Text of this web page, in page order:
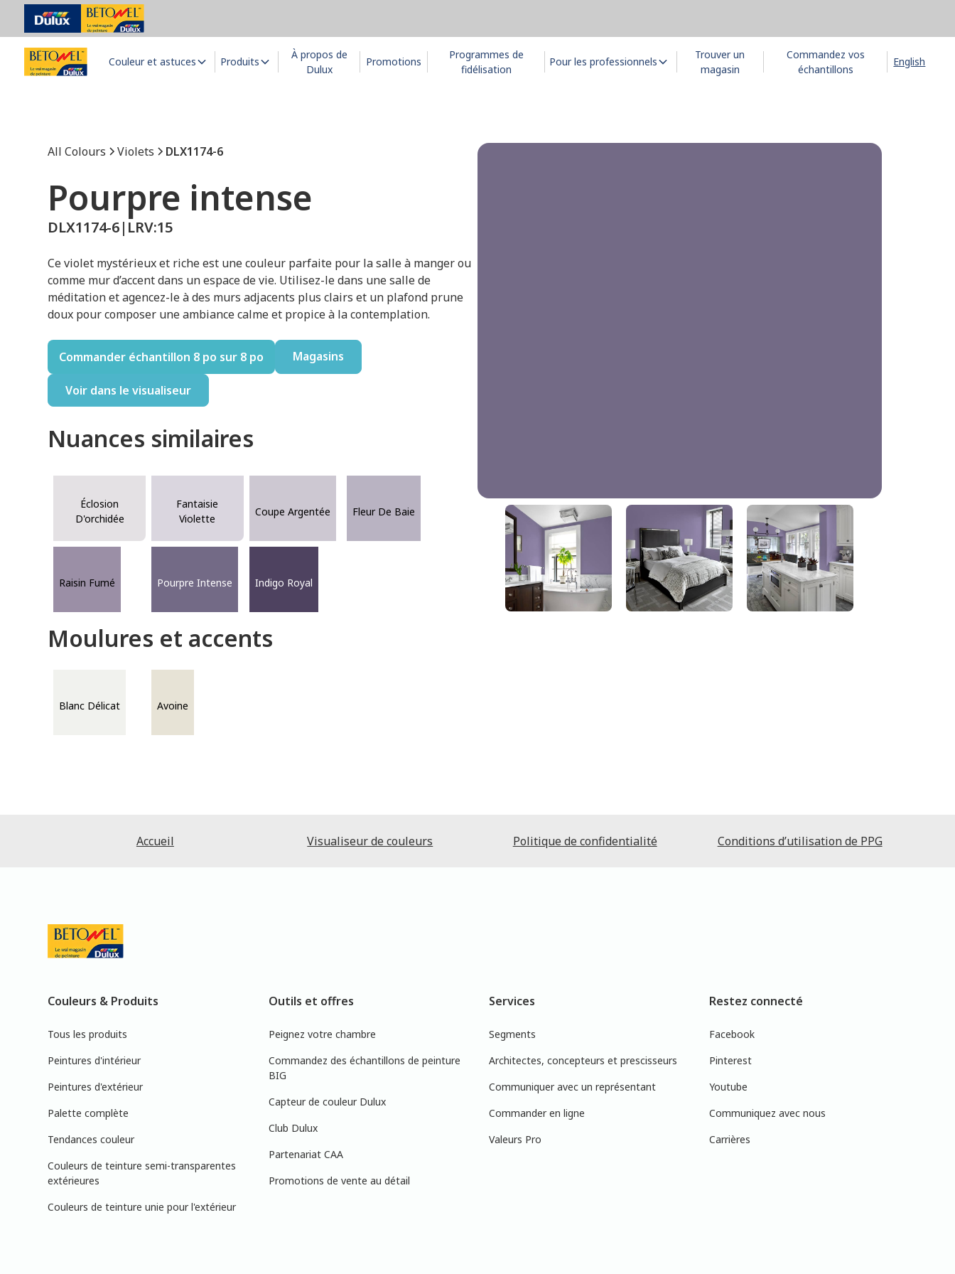
Couleur et astuces Produits
À propos de
Dulux
Promotions
Programmes de
fidélisation
Pour les professionnels
Trouver un
magasin
Commandez vos
échantillons
English
All Colours Violets DLX1174-6
Pourpre intense
DLX1174-6| LRV:15
Ce violet mystérieux et riche est une couleur parfaite pour la salle à manger ou
comme mur d’accent dans un espace de vie. Utilisez-le dans une salle de
méditation et agencez-le à des murs adjacents plus clairs et un plafond prune
doux pour composer une ambiance calme et propice à la contemplation.
Commander échantillon 8 po sur 8 po Magasins
Voir dans le visualiseur
Nuances similaires
Éclosion
D'orchidée
Fantaisie
Violette
Coupe Argentée Fleur De Baie
Raisin Fumé Pourpre Intense Indigo Royal
Moulures et accents
Blanc Délicat Avoine
Pourpre Intense
DLX1174-6
Accueil Visualiseur de couleurs Politique de confidentialité Conditions d’utilisation de PPG
Couleurs & Produits
Tous les produits
Peintures d'intérieur
Peintures d'extérieur
Palette complète
Tendances couleur
Couleurs de teinture semi-transparentes
extérieures
Couleurs de teinture unie pour l'extérieur
Outils et offres
Peignez votre chambre
Commandez des échantillons de peinture
BIG
Capteur de couleur Dulux
Club Dulux
Partenariat CAA
Promotions de vente au détail
Services
Segments
Architectes, concepteurs et prescisseurs
Communiquer avec un représentant
Commander en ligne
Valeurs Pro
Restez connecté
Facebook
Pinterest
Youtube
Communiquez avec nous
Carrières